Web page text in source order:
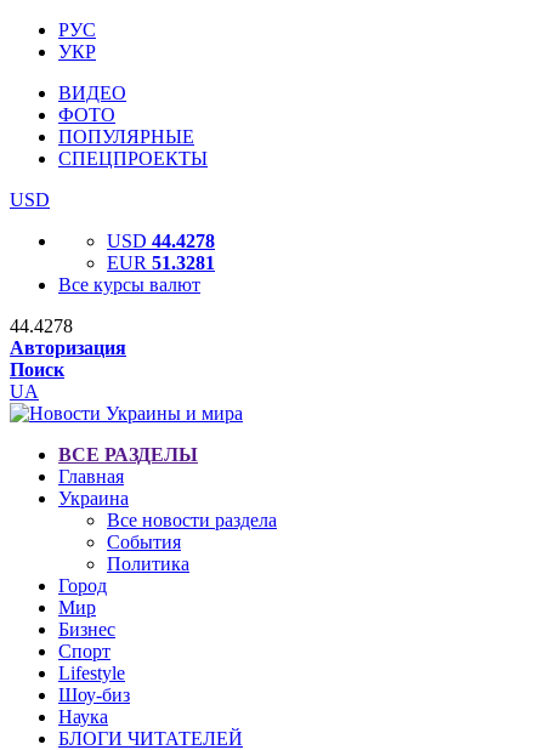
РУС
УКР
ВИДЕО
ФОТО
ПОПУЛЯРНЫЕ
СПЕЦПРОЕКТЫ
USD
USD 44.4278
EUR 51.3281
Все курсы валют
44.4278
Авторизация
Поиск
UA
ВСЕ РАЗДЕЛЫ
Главная
Украина
Все новости раздела
События
Политика
Город
Мир
Бизнес
Спорт
Lifestyle
Шоу-биз
Наука
БЛОГИ ЧИТАТЕЛЕЙ